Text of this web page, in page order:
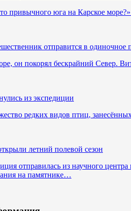
привычного юга на Карское
отправится в
он покорял бескрайний Cевер.
из экспедиции
редких видов птиц,
летний полевой сезон
отправилась из научного
на памятнике…